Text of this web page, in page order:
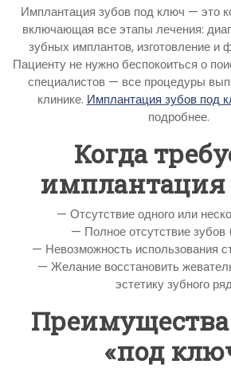
Имплантация зубов под ключ — это
включающая все этапы лечения:
зубных имплантов, изготовление и
Пациенту не нужно беспокоиться о
специалистов — все процедуры
клинике. Имплантация зубов под
подробнее.
Когда
имплантация
— Отсутствие одного или
— Полное отсутствие зубов
— Невозможность использования
— Желание восстановить
эстетику зубного
«под